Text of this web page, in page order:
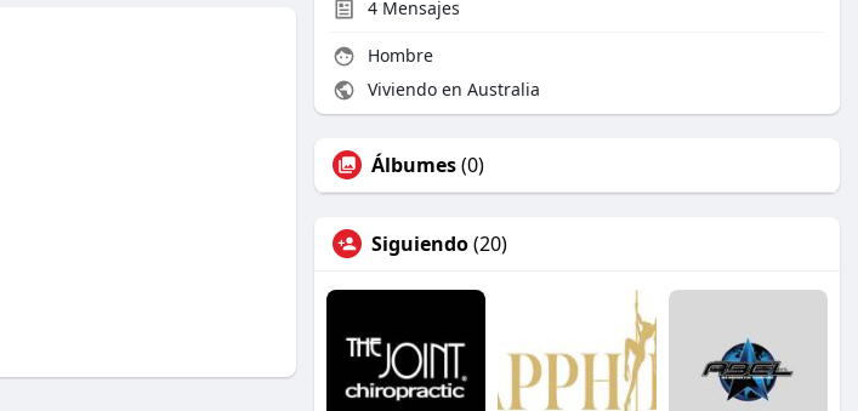
4 Mensajes
Hombre
Viviendo en Australia
Álbumes(0)
Siguiendo(20)